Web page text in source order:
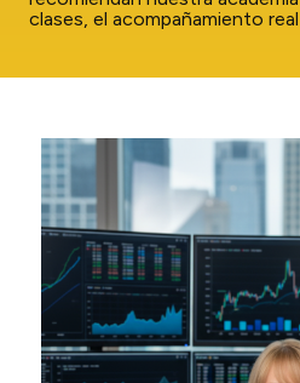
clases, el acompañamiento